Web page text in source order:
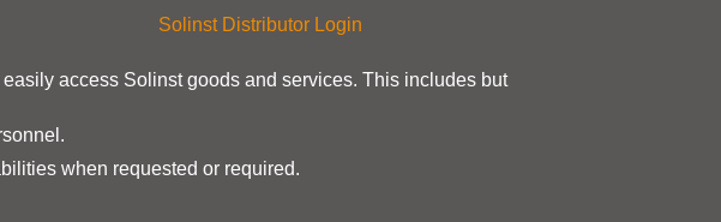
Solinst Distributor Login
access Solinst goods and services. This includes but
when requested or required.